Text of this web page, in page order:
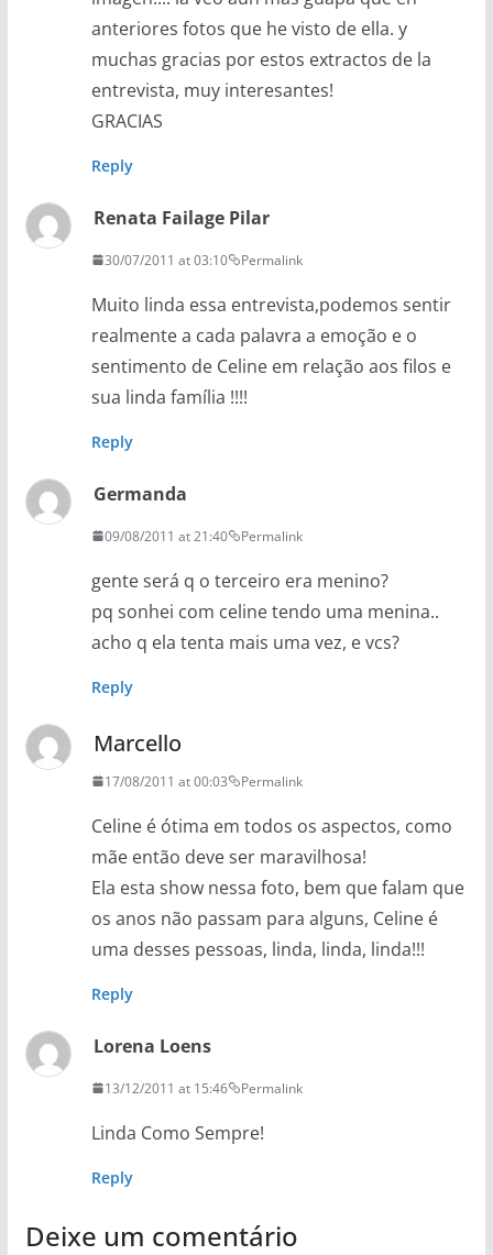
anteriores fotos que he visto de ella. y
muchas gracias por estos extractos de la
entrevista, muy interesantes!
GRACIAS
Reply
Renata Failage Pilar
30/07/2011 at 03:10 Permalink
Muito linda essa entrevista,podemos sentir
realmente a cada palavra a emoção e o
sentimento de Celine em relação aos filos e
sua linda família !!!!
Reply
Germanda
09/08/2011 at 21:40 Permalink
gente será q o terceiro era menino?
pq sonhei com celine tendo uma menina..
acho q ela tenta mais uma vez, e vcs?
Reply
Marcello
17/08/2011 at 00:03 Permalink
Celine é ótima em todos os aspectos, como
mãe então deve ser maravilhosa!
Ela esta show nessa foto, bem que falam que
os anos não passam para alguns, Celine é
uma desses pessoas, linda, linda, linda!!!
Reply
Lorena Loens
13/12/2011 at 15:46 Permalink
Linda Como Sempre!
Reply
Deixe um comentário